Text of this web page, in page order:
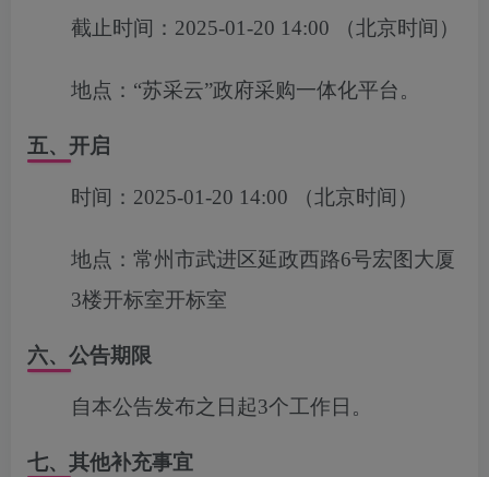
截止时间： 2025-01-20 14:00 （北京时间）
地点： “苏采云”政府采购一体化平台。
五、开启
时间： 2025-01-20 14:00 （北京时间）
地点： 常州市武进区延政西路6号宏图大厦
3楼开标室开标室
六、公告期限
自本公告发布之日起3个工作日。
七、其他补充事宜